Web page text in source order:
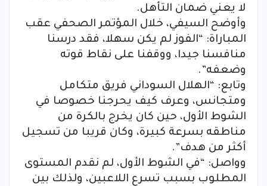
لا يعني ضمان التأهل.
وأوضح السيفي، خلال المؤتمر الصحفي عقب
المباراة: “الفوز لم يكن سهلا، فقد درسنا
منافسنا جيدا، ووقفنا على نقاط قوته
وضعفه”.
وتابع: “الهلال السوداني فريق متكامل
ومتجانس، وعرف كيف يحرجنا خصوصا في
الشوط الأول، حين كان يخرج بالكرة من
مناطقه بسرعة كبيرة، وكان قريبا من تسجيل
أكثر من هدف”.
وواصل: “في الشوط الأول، لم نقدم المستوى
المطلوب بسبب تسرع اللاعبين، ولذلك بين